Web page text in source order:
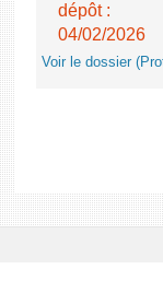
dépôt :
04/02/2026
Voir le dossier